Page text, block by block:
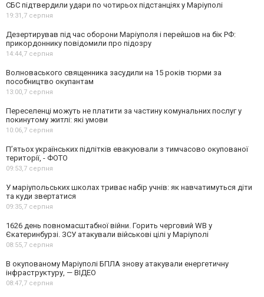
СБС підтвердили удари по чотирьох підстанціях у Маріуполі
19:31,7 серпня
Дезертирував під час оборони Маріуполя і перейшов на бік РФ:
прикордоннику повідомили про підозру
14:44,7 серпня
Волноваського священника засудили на 15 років тюрми за
пособництво окупантам
13:00,7 серпня
Переселенці можуть не платити за частину комунальних послуг у
покинутому житлі: які умови
10:06,7 серпня
П’ятьох українських підлітків евакуювали з тимчасово окупованої
території, - ФОТО
09:53,7 серпня
У маріупольських школах триває набір учнів: як навчатимуться діти
та куди звертатися
09:35,7 серпня
1626 день повномасштабної війни. Горить черговий WB у
Єкатеринбурзі. ЗСУ атакували військові цілі у Маріуполі
08:55,7 серпня
В окупованому Маріуполі БПЛА знову атакували енергетичну
інфраструктуру, — ВІДЕО
08:47,7 серпня